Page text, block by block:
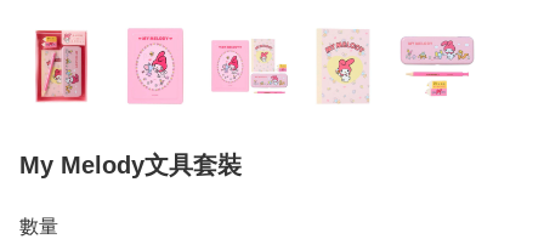
My Melody文具套裝
數量